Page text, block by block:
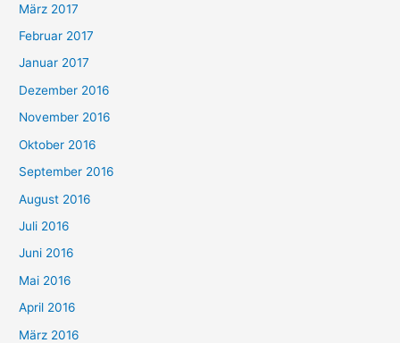
März 2017
Februar 2017
Januar 2017
Dezember 2016
November 2016
Oktober 2016
September 2016
August 2016
Juli 2016
Juni 2016
Mai 2016
April 2016
März 2016